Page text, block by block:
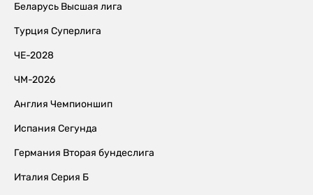
Беларусь Высшая лига
Турция Суперлига
ЧЕ-2028
ЧМ-2026
Англия Чемпионшип
Испания Сегунда
Германия Вторая бундеслига
Италия Серия Б